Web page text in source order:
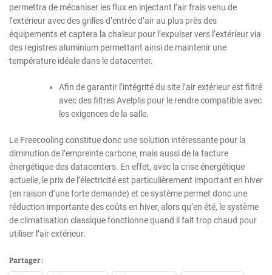
permettra de mécaniser les flux en injectant l’air frais venu de
l’extérieur avec des grilles d’entrée d’air au plus près des
équipements et captera la chaleur pour l’expulser vers l’extérieur via
des registres aluminium permettant ainsi de maintenir une
température idéale dans le datacenter.
Afin de garantir l’intégrité du site l’air extérieur est filtré
avec des filtres Avelplis pour le rendre compatible avec
les exigences de la salle.
Le Freecooling constitue donc une solution intéressante pour la
diminution de l’empreinte carbone, mais aussi de la facture
énergétique des datacenters. En effet, avec la crise énergétique
actuelle, le prix de l’électricité est particulièrement important en hiver
(en raison d’une forte demande) et ce système permet donc une
réduction importante des coûts en hiver, alors qu’en été, le système
de climatisation classique fonctionne quand il fait trop chaud pour
utiliser l’air extérieur.
Partager :